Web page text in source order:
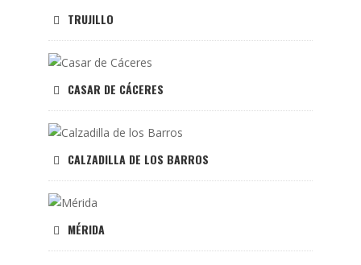
TRUJILLO
CASAR DE CÁCERES
CALZADILLA DE LOS BARROS
MÉRIDA